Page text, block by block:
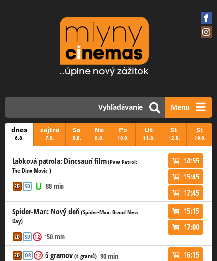
Menu
Vyhľadávanie
dnes
6.8.
zajtra
7.8.
So
8.8.
Ne
9.8.
Po
10.8.
Ut
11.8.
St
12.8.
St
19.8.
Labková patrola: Dinosaurí film(Paw Patrol:
The Dino Movie )
88 min
2D SD
14:55
15:45
17:45
Spider-Man: Nový deň(Spider-Man: Brand New
Day)
150 min
2D SD 12
15:15
17:00
6 gramov(6 gramů) 90 min
2D OR 12
16:15